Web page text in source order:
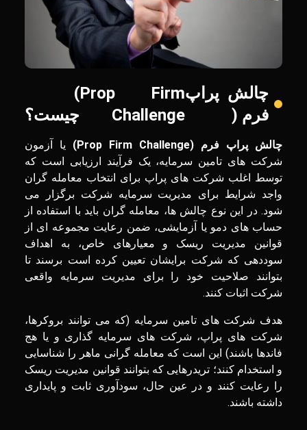
چالش پراپ
فرم (
Prop Firm
Challenge
)
چیست؟
چالش پراپ فرم (Prop Firm Challenge)
یا آزمون
شرکت ‌های تامین سرمایه، یک فرآیند ارزیابی است که
توسط اغلب شرکت ‌های پراپ برای انتخاب معامله ‌گران
واجد شرایط برای مدیریت سرمایه شرکت برگزار می
‌شود. در این نوع چالش‌ ها، معامله ‌گران باید با استفاده از
حساب ‌های دمو یا آزمایشی، ضمن رعایت مجموعه‌ ای از
قوانین مدیریت ریسک و معیارهای خاص، به اهداف
سوددهی که شرکت برایشان تعیین کرده است برسند تا
بتوانند صلاحیت خود را برای مدیریت سرمایه واقعی
شرکت اثبات کنند.
هدف شرکت های تامین سرمایه (که می توانند بروکرها،
شرکت های پراپ، شرکت های سرمایه گذاری و یا هج
فاندها باشند) این است که معامله گرانی ماهر را شناسایی
و استخدام کنند؛ تریدرهایی که بتوانند قوانین مدیریت ریسک
را رعایت کنند و در عین حال، سودآوری ثابت و پایداری
داشته باشند.